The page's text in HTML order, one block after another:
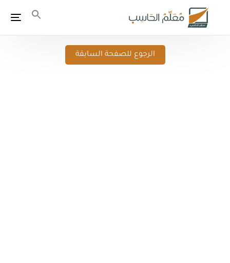
الرجوع للصفحة السابقة